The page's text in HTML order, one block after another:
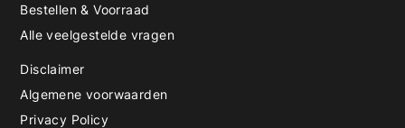
Bestellen & Voorraad
Alle veelgestelde vragen
Disclaimer
Algemene voorwaarden
Privacy Policy